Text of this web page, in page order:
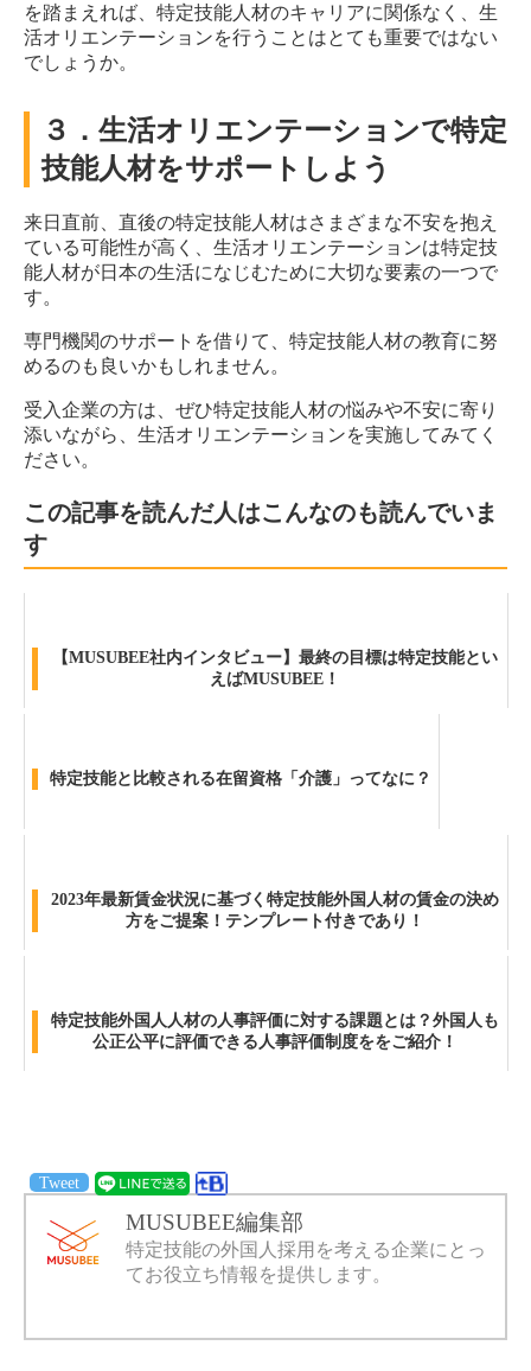
を踏まえれば、特定技能人材のキャリアに関係なく、生
活オリエンテーションを行うことはとても重要ではない
でしょうか。
３．生活オリエンテーションで特定
技能人材をサポートしよう
来日直前、直後の特定技能人材はさまざまな不安を抱え
ている可能性が高く、生活オリエンテーションは特定技
能人材が日本の生活になじむために大切な要素の一つで
す。
専門機関のサポートを借りて、特定技能人材の教育に努
めるのも良いかもしれません。
受入企業の方は、ぜひ特定技能人材の悩みや不安に寄り
添いながら、生活オリエンテーションを実施してみてく
ださい。
この記事を読んだ人はこんなのも読んでいま
す
【MUSUBEE社内インタビュー】最終の目標は特定技能とい
えばMUSUBEE！
特定技能と比較される在留資格「介護」ってなに？
2023年最新賃金状況に基づく特定技能外国人材の賃金の決め
方をご提案！テンプレート付きであり！
特定技能外国人人材の人事評価に対する課題とは？外国人も
公正公平に評価できる人事評価制度ををご紹介！
Tweet
MUSUBEE編集部
特定技能の外国人採用を考える企業にとっ
てお役立ち情報を提供します。